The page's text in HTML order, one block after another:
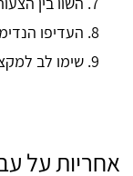
העדיפו
שימו לב
אחריות על